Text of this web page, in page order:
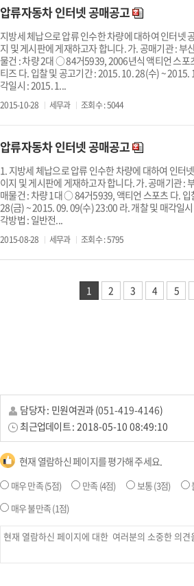
압류자동차 인터넷 공매공고
지방세 체납으로 압류 인수한 차량에 대하여 인터넷
지 및 게시판에 게재하고자 합니다. 가. 공매기관 : 부
물건 : 차량 2대 ○ 84거5939, 2006년식 액티언 스
티즈 다. 입찰 및 공고기간 : 2015. 10. 28(수) ~
각일시 : 2015. 1...
2015-10-28 세무과 조회수 : 5044
압류자동차 인터넷 공매공고
1. 지방세 체납으로 압류 인수한 차량에 대하여 인터
이지 및 게시판에 게재하고자 합니다. 가. 공매기관 :
매물건 : 차량 1대 ○ 84거5939, 액티언 스포츠 다. 입
28(금) ~ 2015. 09. 09(수) 23:00 라. 개찰 및 매각일
각방법 : 일반전...
2015-08-28 세무과 조회수 : 5795
1 2 3 4 5
담당자 : 민원여권과(051-419-4146)
최근업데이트 : 2018-05-10 08:49:10
현재 열람하신 페이지를 평가해 주세요.
매우 만족(5점) 만족 (4점) 보통(3점)
매우 불만족(1점)